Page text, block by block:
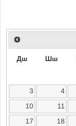
Дш Шш
3
4
10
11
17
18